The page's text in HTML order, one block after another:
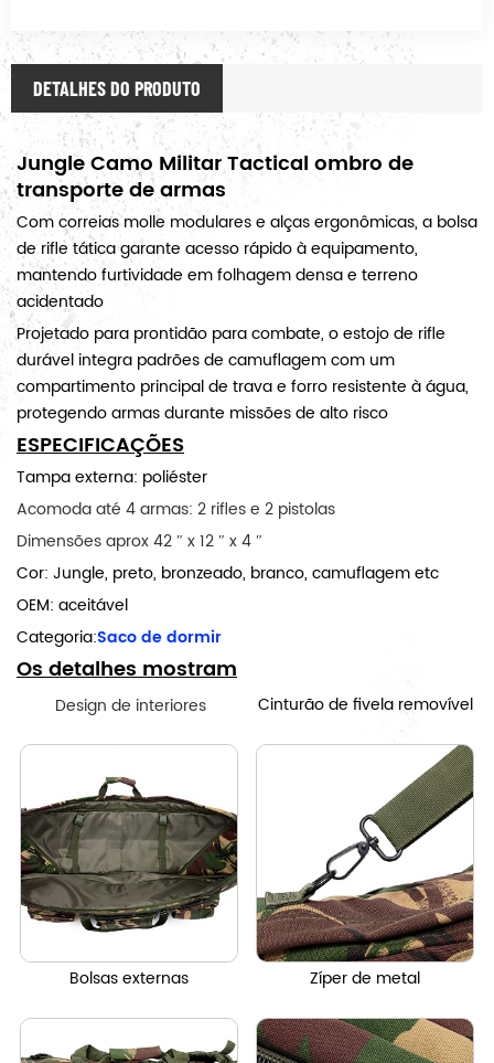
DETALHES DO PRODUTO
Jungle Camo Militar Tactical ombro de
transporte de armas
Com correias molle modulares e alças ergonômicas, a bolsa
de rifle tática garante acesso rápido à equipamento,
mantendo furtividade em folhagem densa e terreno
acidentado
Projetado para prontidão para combate, o estojo de rifle
durável integra padrões de camuflagem com um
compartimento principal de trava e forro resistente à água,
protegendo armas durante missões de alto risco
ESPECIFICAÇÕES
Tampa externa: poliéster
Acomoda até 4 armas: 2 rifles e 2 pistolas
Dimensões aprox 42 ″ x 12 ″ x 4 ″
Cor: Jungle, preto, bronzeado, branco, camuflagem etc
OEM: aceitável
Categoria:Saco de dormir
Os detalhes mostram
Design de interiores Cinturão de fivela removível
Bolsas externas Zíper de metal